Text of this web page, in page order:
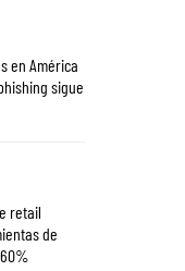
en América
sigue
retail
de